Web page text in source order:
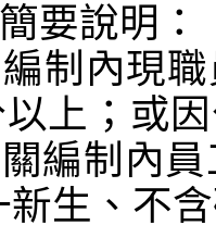
要說明：
制內現
上；或
編制內
新生、不